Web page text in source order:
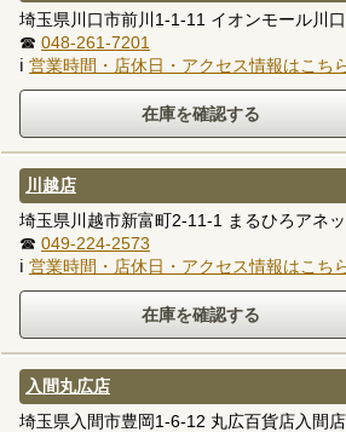
埼玉県川口市前川1-1-11 イオンモール川
☎ 048-261-7201
ℹ 営業時間・店休日・アクセス情報はこち
川越店
埼玉県川越市新富町2-11-1 まるひろアネ
☎ 049-224-2573
ℹ 営業時間・店休日・アクセス情報はこち
入間丸広店
埼玉県入間市豊岡1-6-12 丸広百貨店入間